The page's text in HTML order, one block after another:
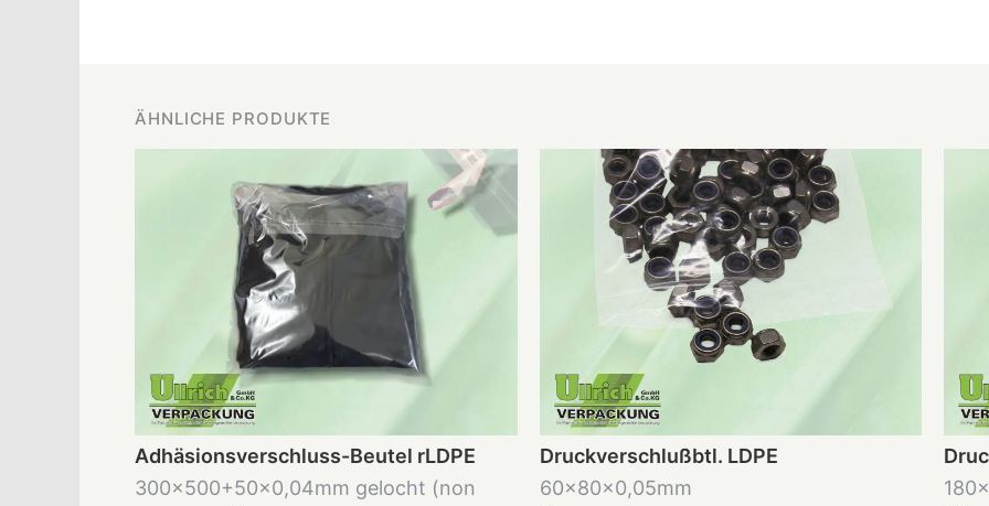
ÄHNLICHE PRODUKTE
Adhäsionsverschluss-Beutel rLDPE
300x500+50x0,04mm gelocht (non
Druckverschlußbtl. LDPE
60x80x0,05mm